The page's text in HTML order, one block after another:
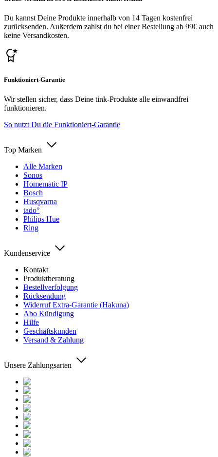
Du kannst Deine Produkte innerhalb von 14 Tagen kostenfrei
zurücksenden. Außerdem zahlst du bei einer Bestellung ab 99€ auch
keine Versandkosten.
Funktioniert-Garantie
Wir stellen sicher, dass Deine tink-Produkte alle einwandfrei
funktionieren.
So nutzt Du die Funktioniert-Garantie
Top Marken
Alle Marken
Sonos
Homematic IP
Bosch
Husqvarna
tado°
Philips Hue
Ring
Kundenservice
Kontakt
Produktberatung
Bestellverfolgung
Rücksendung
Widerruf Extra-Garantie (Hakuna)
Abo Kündigung
Hilfe
Geschäftskunden
Versand & Zahlung
Unsere Zahlungsarten